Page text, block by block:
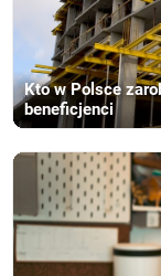
Kto w Polsce
beneficjenci